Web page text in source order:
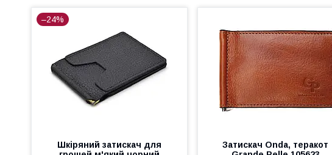
–24%
Шкіряний затискач для
Затискач Onda, теракот